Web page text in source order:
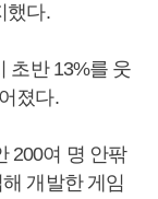
했다.
초반 13%를 웃
졌다.
200여 명 안팎
개발한 게임